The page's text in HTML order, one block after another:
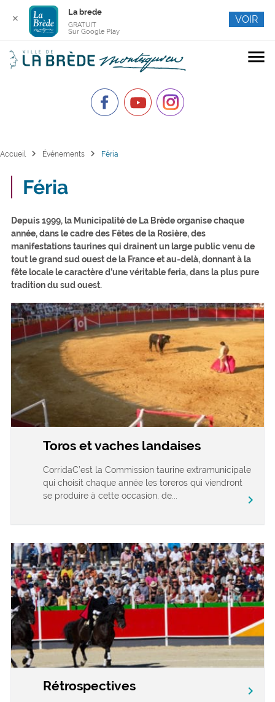
menu
Accueil chevron_right Événements chevron_right Féria
Féria
Depuis 1999, la Municipalité de La Brède organise chaque
année, dans le cadre des Fêtes de la Rosière, des
manifestations taurines qui drainent un large public venu de
tout le grand sud ouest de la France et au-delà, donnant à la
fête locale le caractère d’une véritable feria, dans la plus pure
tradition du sud ouest.
Toros et vaches landaises
CorridaC’est la Commission taurine extramunicipale
qui choisit chaque année les toreros qui viendront
se produire à cette occasion, de...
chevron_right
Rétrospectives chevron_right
✕
La brede
GRATUIT
Sur Google Play
VOIR